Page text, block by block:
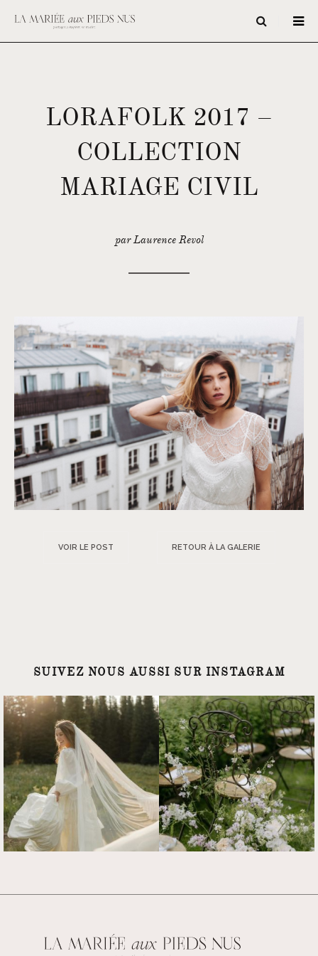
LORAFOLK 2017 –
COLLECTION
MARIAGE CIVIL
par Laurence Revol
VOIR LE POST RETOUR À LA GALERIE
SUIVEZ NOUS AUSSI SUR INSTAGRAM